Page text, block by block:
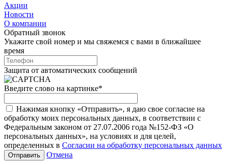
Акции
Новости
О компании
Обратный звонок
Укажите свой номер и мы свяжемся с вами в ближайшее
время
Защита от автоматических сообщений
Введите слово на картинке*
Нажимая кнопку «Отправить», я даю свое согласие на
обработку моих персональных данных, в соответствии с
Федеральным законом от 27.07.2006 года №152-ФЗ «О
персональных данных», на условиях и для целей,
определенных в Согласии на обработку персональных данных
Отмена